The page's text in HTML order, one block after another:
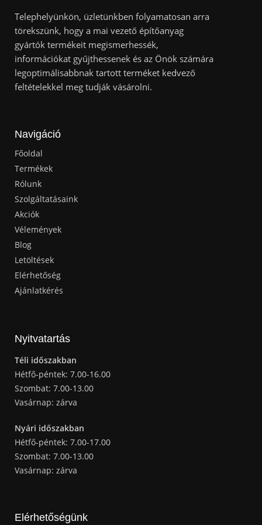
Telephelyünkön, üzletünkben folyamatosan arra
törekszünk, hogy a mai vezető építőanyag
gyártók termékeit megismerhessék,
információkat gyűjthessenek és az Önök számára
legoptimálisabbnak tartott terméket kedvező
feltételekkel meg tudják vásárolni.
Navigáció
Főoldal
Termékek
Rólunk
Szolgáltatásaink
Akciók
Vélemények
Blog
Letöltések
Elérhetőség
Ajánlatkérés
Nyitvatartás
Téli időszakban
Hétfő-péntek: 7.00-16.00
Szombat: 7.00-13.00
Vasárnap: zárva
Nyári időszakban
Hétfő-péntek: 7.00-17.00
Szombat: 7.00-13.00
Vasárnap: zárva
Elérhetőségünk